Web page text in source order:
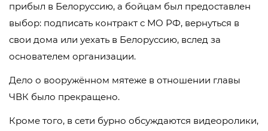
прибыл в Белоруссию, а бойцам был предоставлен
выбор: подписать контракт с МО РФ, вернуться в
свои дома или уехать в Белоруссию, вслед за
основателем организации.
Дело о вооружённом мятеже в отношении главы
ЧВК было прекращено.
Кроме того, в сети бурно обсуждаются видеоролики,